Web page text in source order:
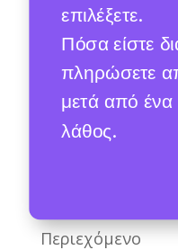
επιλέξετε.
Πόσα είστε
πληρώσετε
μετά από
λάθος.
Περιεχόμενο